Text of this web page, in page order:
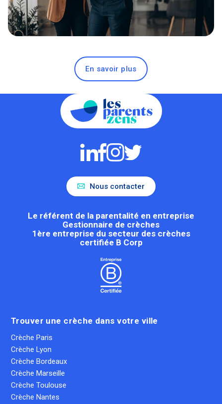
En savoir plus
Nous contacter
Le référent de la parentalité en entreprise
Gestionnaire de crèches
1ère entreprise du secteur des crèches
certifiée B Corp
Trouver une crèche dans votre ville
Crèche Paris
Crèche Lyon
Crèche Bordeaux
Crèche Marseille
Crèche Toulouse
Crèche Nantes